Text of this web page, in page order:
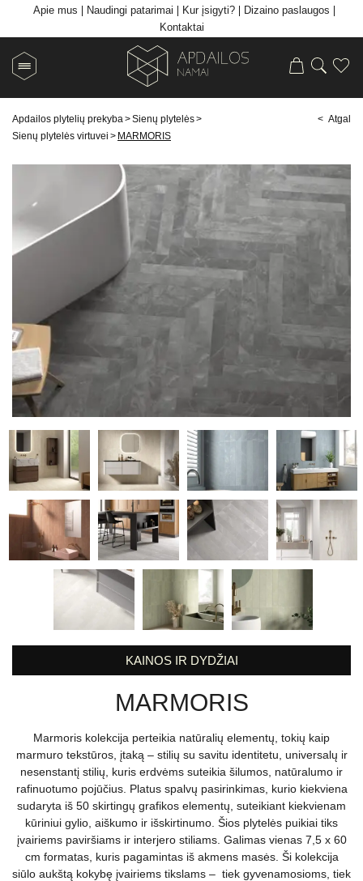
Apie mus Naudingi patarimai Kur įsigyti?
Dizaino paslaugos
Kontaktai
Apdailos plytelių prekyba >Sienų plytelės>
Sienų plytelės virtuvei > MARMORIS
< Atgal
KAINOS IR DYDŽIAI
MARMORIS
Marmoris kolekcija perteikia natūralių elementų, tokių kaip
marmuro tekstūros, įtaką – stilių su savitu identitetu, universalų ir
nesenstantį stilių, kuris erdvėms suteikia šilumos, natūralumo ir
rafinuotumo pojūčius. Platus spalvų pasirinkimas, kurio kiekviena
sudaryta iš 50 skirtingų grafikos elementų, suteikiant kiekvienam
kūriniui gylio, aiškumo ir išskirtinumo. Šios plytelės puikiai tiks
įvairiems paviršiams ir interjero stiliams. Galimas vienas 7,5 x 60
cm formatas, kuris pagamintas iš akmens masės. Ši kolekcija
siūlo aukštą kokybę įvairiems tikslams – tiek gyvenamosioms, tiek